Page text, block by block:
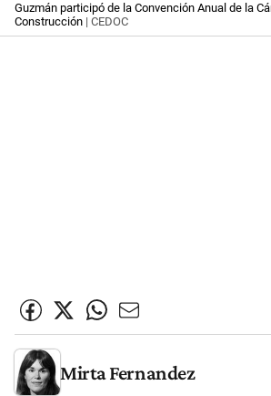
Guzmán participó de la Convención Anual de la
Construcción | CEDOC
Mirta Fernandez